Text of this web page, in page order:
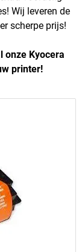
Wij leveren de
scherpe prijs!
onze Kyocera
printer!